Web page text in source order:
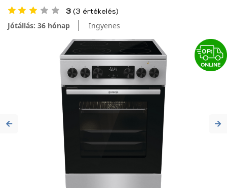
3 (3 értékelés)
Jótállás: 36 hónap Ingyenes
Previous